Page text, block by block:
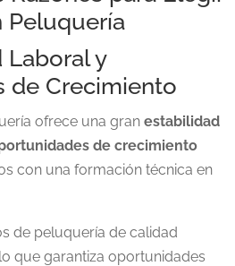
Peluquería
Laboral y
de Crecimiento
ofrece una granestabilidad
de crecimiento
con una formación técnica en
de peluquería de calidad
que garantiza oportunidades